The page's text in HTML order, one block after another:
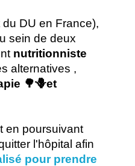
DU en France),
sein de deux
nutritionniste
alternatives ,
🌳🪻et
en poursuivant
l'hôpital afin
pour prendre